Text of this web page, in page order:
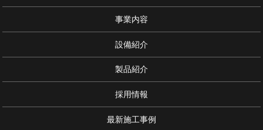
事業内容
設備紹介
製品紹介
採用情報
最新施工事例